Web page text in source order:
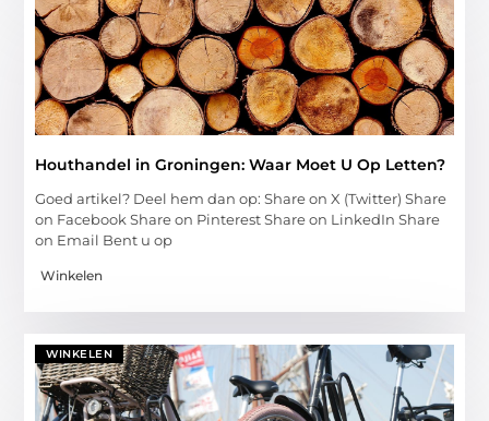
Houthandel in Groningen: Waar Moet U Op Letten?
Goed artikel? Deel hem dan op: Share on X (Twitter) Share
on Facebook Share on Pinterest Share on LinkedIn Share
on Email Bent u op
Winkelen
WINKELEN